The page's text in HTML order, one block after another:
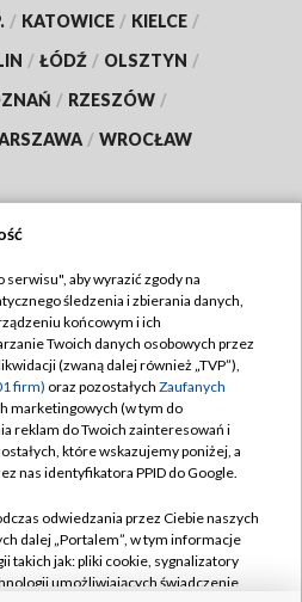
/ KATOWICE / KIELCE /
/ ŁÓDŹ / OLSZTYN /
/ RZESZÓW /
/ WROCŁAW
TVP
TVP
prywatności
zgody
Pomoc
Kontakt
aby wyrazić zgody na
śledzenia i zbierania danych,
końcowym i ich
Twoich danych osobowych przez
(zwaną dalej również „TVP”),
firm) oraz pozostałych Zaufanych
marketingowych (w tym do
reklam do Twoich zainteresowań i
które wskazujemy poniżej, a
nas identyfikatora PPID do Google.
odwiedzania przez Ciebie naszych
dalej „Portalem”, w tym informacje
takich jak: pliki cookie, sygnalizatory
umożliwiających świadczenie